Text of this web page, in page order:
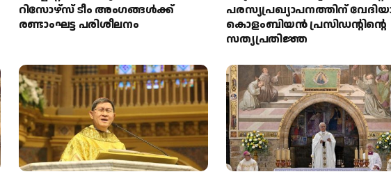
റിസോഴ്സ് ടീം അംഗങ്ങൾക്ക്
രണ്ടാംഘട്ട പരിശീലനം
പരസ്യപ്രഖ്യാപനത്തിന്
കൊളംബിയൻ പ്രസിഡന്റിന്റെ
സത്യപ്രതിജ്ഞ